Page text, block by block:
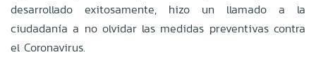
desarrollado exitosamente, hizo un llamado a la
ciudadanía a no olvidar las medidas preventivas contra
el Coronavirus.